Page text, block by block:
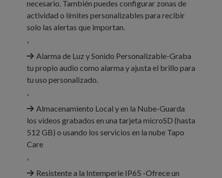
necesario. También puedes configurar zonas de
actividad o límites personalizables para recibir
solo las alertas que importan.
'
Alarma de Luz y Sonido Personalizable-Graba
tu propio audio como alarma y ajusta el brillo para
tu uso personalizado.
'
Almacenamiento Local y en la Nube-Guarda
los videos grabados en una tarjeta microSD (hasta
512 GB) o usando los servicios en la nube Tapo
Care
'
Resistente a la Intemperie IP65 -Ofrece un